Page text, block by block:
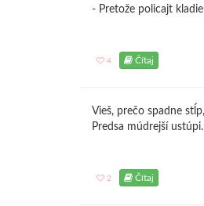
- Pretože policajt
4 Čítaj
Vieš, prečo spadne
Predsa múdrejší ustúpi.
2 Čítaj